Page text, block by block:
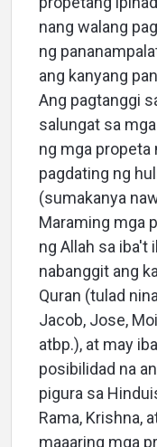
nang walang
ng
ang kanyang
Ang pagtanggi
salungat sa
ng mga propeta
pagdating ng
(sumakanya
Maraming mga
ng Allah sa iba't
nabanggit ang
Quran (tulad
Jacob, Jose,
atbp.), at may
posibilidad na
pigura sa
Rama, Krishna,
maaaring mga